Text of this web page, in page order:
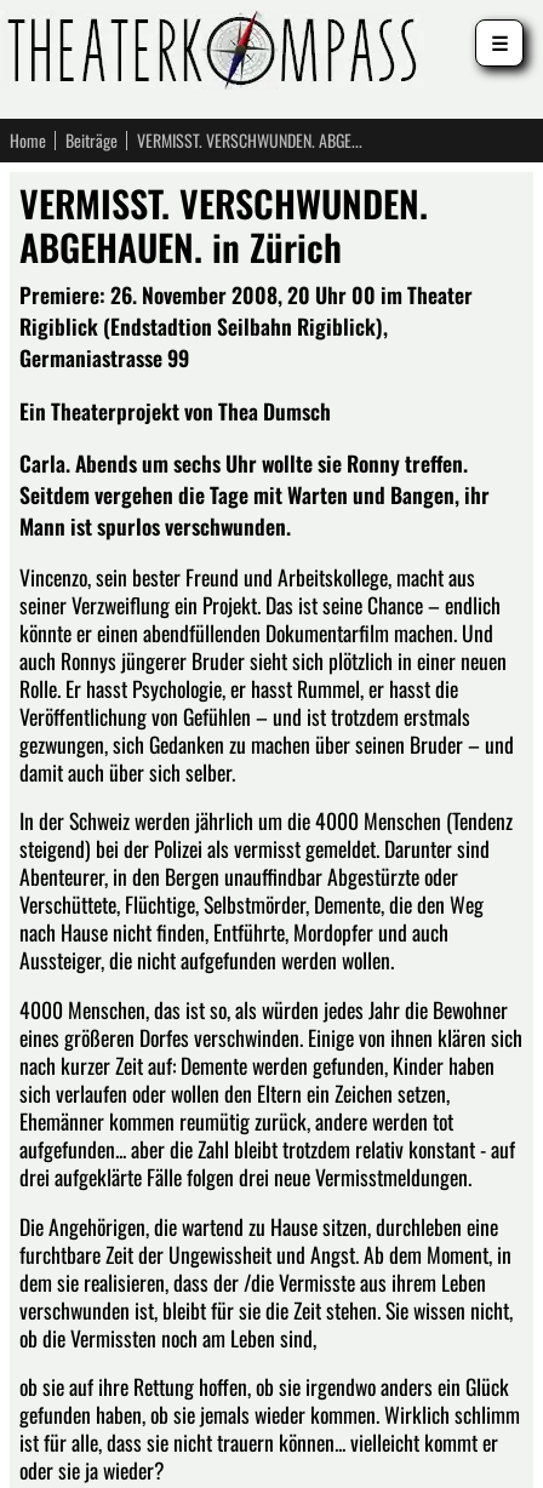
Home Beiträge VERMISST. VERSCHWUNDEN. ABGEHAUEN. in Zürich
VERMISST. VERSCHWUNDEN.
ABGEHAUEN. in Zürich
Premiere: 26. November 2008, 20 Uhr 00 im Theater
Rigiblick (Endstadtion Seilbahn Rigiblick),
Germaniastrasse 99
Ein Theaterprojekt von Thea Dumsch
Carla. Abends um sechs Uhr wollte sie Ronny treffen.
Seitdem vergehen die Tage mit Warten und Bangen, ihr
Mann ist spurlos verschwunden.
Vincenzo, sein bester Freund und Arbeitskollege, macht aus
seiner Verzweiflung ein Projekt. Das ist seine Chance – endlich
könnte er einen abendfüllenden Dokumentarfilm machen. Und
auch Ronnys jüngerer Bruder sieht sich plötzlich in einer neuen
Rolle. Er hasst Psychologie, er hasst Rummel, er hasst die
Veröffentlichung von Gefühlen – und ist trotzdem erstmals
gezwungen, sich Gedanken zu machen über seinen Bruder – und
damit auch über sich selber.
In der Schweiz werden jährlich um die 4000 Menschen (Tendenz
steigend) bei der Polizei als vermisst gemeldet. Darunter sind
Abenteurer, in den Bergen unauffindbar Abgestürzte oder
Verschüttete, Flüchtige, Selbstmörder, Demente, die den Weg
nach Hause nicht finden, Entführte, Mordopfer und auch
Aussteiger, die nicht aufgefunden werden wollen.
4000 Menschen, das ist so, als würden jedes Jahr die Bewohner
eines größeren Dorfes verschwinden. Einige von ihnen klären sich
nach kurzer Zeit auf: Demente werden gefunden, Kinder haben
sich verlaufen oder wollen den Eltern ein Zeichen setzen,
Ehemänner kommen reumütig zurück, andere werden tot
aufgefunden... aber die Zahl bleibt trotzdem relativ konstant - auf
drei aufgeklärte Fälle folgen drei neue Vermisstmeldungen.
Die Angehörigen, die wartend zu Hause sitzen, durchleben eine
furchtbare Zeit der Ungewissheit und Angst. Ab dem Moment, in
dem sie realisieren, dass der /die Vermisste aus ihrem Leben
verschwunden ist, bleibt für sie die Zeit stehen. Sie wissen nicht,
ob die Vermissten noch am Leben sind,
ob sie auf ihre Rettung hoffen, ob sie irgendwo anders ein Glück
gefunden haben, ob sie jemals wieder kommen. Wirklich schlimm
ist für alle, dass sie nicht trauern können... vielleicht kommt er
oder sie ja wieder?
☰